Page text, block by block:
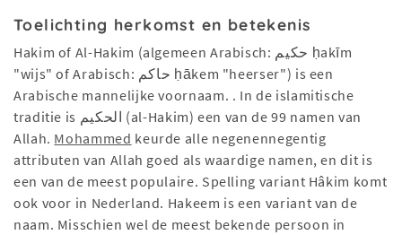
Toelichting herkomst en betekenis
Hakim of Al-Hakim (algemeen Arabisch: حكيم ḥakīm‎
"wijs" of Arabisch: حاکم ḥākem‎ "heerser") is een
Arabische mannelijke voornaam. . In de islamitische
traditie is الحكيم (al-Hakim) een van de 99 namen van
Allah. Mohammed keurde alle negenennegentig
attributen van Allah goed als waardige namen, en dit is
een van de meest populaire. Spelling variant Hâkim komt
ook voor in Nederland. Hakeem is een variant van de
naam. Misschien wel de meest bekende persoon in